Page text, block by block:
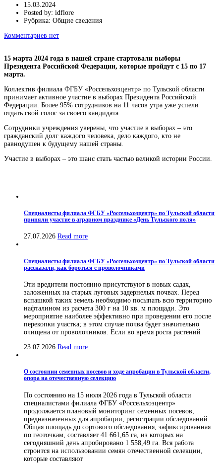
15.03.2024
Posted by: idflore
Рубрика: Общие сведения
Комментариев нет
15 марта 2024 года в нашей стране стартовали выборы
Президента Российской Федерации, которые пройдут с 15 по 17
марта.
Коллектив филиала ФГБУ «Россельхозцентр» по Тульской области
принимает активное участие в выборах Президента Российской
Федерации. Более 95% сотрудников на 11 часов утра уже успели
отдать свой голос за своего кандидата.
Сотрудники учреждения уверены, что участие в выборах – это
гражданский долг каждого человека, дело каждого, кто не
равнодушен к будущему нашей страны.
Участие в выборах – это шанс стать частью великой истории России.
Специалисты филиала ФГБУ «Россельхозцентр» по Тульской области
приняли участие в аграрном празднике «День Тульского поля»
27.07.2026 Read more
Специалисты филиала ФГБУ «Россельхозцентр» по Тульской области
рассказали, как бороться с проволочниками
Эти вредители постоянно присутствуют в новых садах,
заложенных на старых луговых задернелых почвах. Перед
вспашкой таких земель необходимо посыпать всю территорию
нафталином из расчета 300 г на 10 кв. м площади. Это
мероприятие наиболее эффективно при проведении его после
перекопки участка; в этом случае почва будет значительно
очищена от проволочников. Если во время роста растений
23.07.2026 Read more
О состоянии семенных посевов и ходе апробации в Тульской области,
опора на отечественную селекцию
По состоянию на 15 июля 2026 года в Тульской области
специалистами филиала ФГБУ «Россельхозцентр»
продолжается плановый мониторинг семенных посевов,
предназначенных для апробации, регистрации обследований.
Общая площадь до сортового обследования, зафиксированная
по геоточкам, составляет 41 661,65 га, из которых на
сегодняшний день апробировано 1 558,49 га. Вся работа
строится на использовании семян отечественной селекции,
которые составляют